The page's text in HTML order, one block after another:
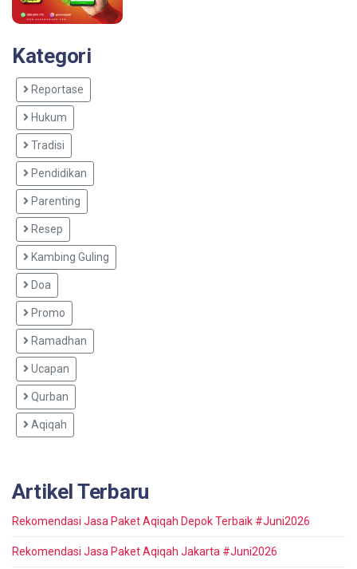
Kategori
Reportase
Hukum
Tradisi
Pendidikan
Parenting
Resep
Kambing Guling
Doa
Promo
Ramadhan
Ucapan
Qurban
Aqiqah
Artikel Terbaru
Rekomendasi Jasa Paket Aqiqah Depok Terbaik #Juni2026
Rekomendasi Jasa Paket Aqiqah Jakarta #Juni2026